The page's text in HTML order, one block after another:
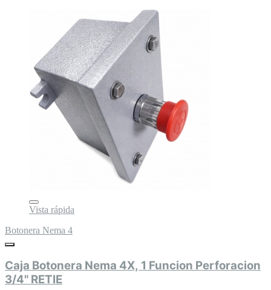
Vista rápida
Botonera Nema 4
Caja Botonera Nema 4X, 1 Funcion Perforacion
3/4" RETIE